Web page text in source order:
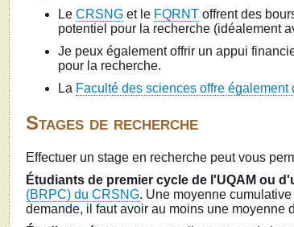
Le CRSNG et le FQRNT offrent des
potentiel pour la recherche (idéalement
Je peux également offrir un appui
pour la recherche.
La Faculté des sciences offre
Stages de recherche
Effectuer un stage en recherche peut vous
Étudiants de premier cycle de l'UQAM ou
(BRPC) du CRSNG. Une moyenne
demande, il faut avoir au moins une moyenne